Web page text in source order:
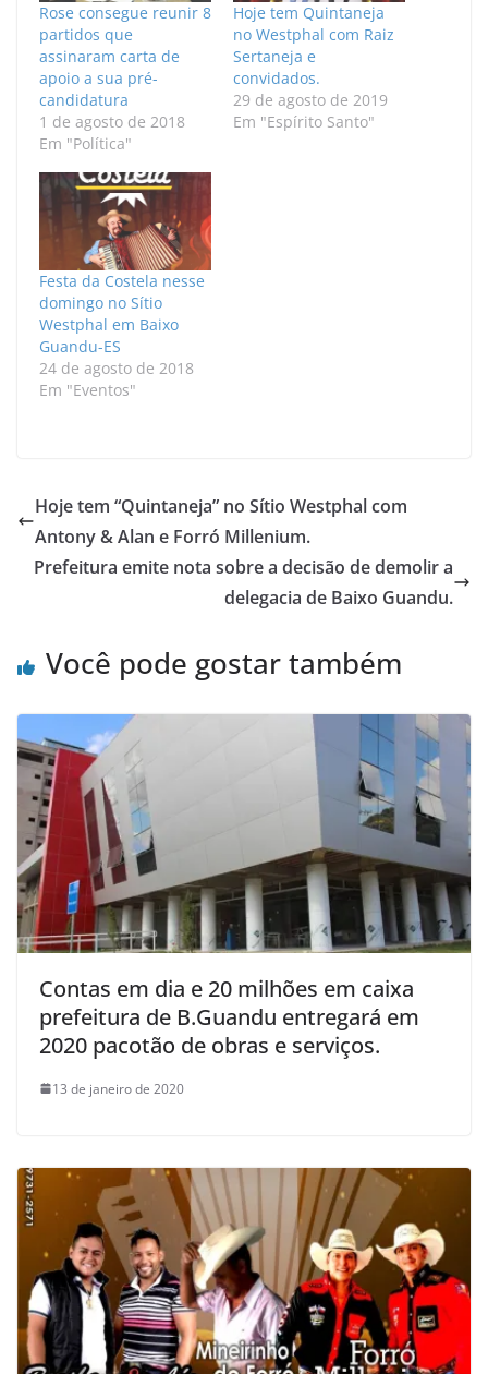
Rose consegue reunir 8
partidos que
assinaram carta de
apoio a sua pré-
candidatura
1 de agosto de 2018
Em "Política"
Hoje tem Quintaneja
no Westphal com Raiz
Sertaneja e
convidados.
29 de agosto de 2019
Em "Espírito Santo"
Festa da Costela nesse
domingo no Sítio
Westphal em Baixo
Guandu-ES
24 de agosto de 2018
Em "Eventos"
Hoje tem “Quintaneja” no Sítio Westphal com
Antony & Alan e Forró Millenium.
Prefeitura emite nota sobre a decisão de demolir a
delegacia de Baixo Guandu.
Você pode gostar também
Contas em dia e 20 milhões em caixa
prefeitura de B.Guandu entregará em
2020 pacotão de obras e serviços.
13 de janeiro de 2020